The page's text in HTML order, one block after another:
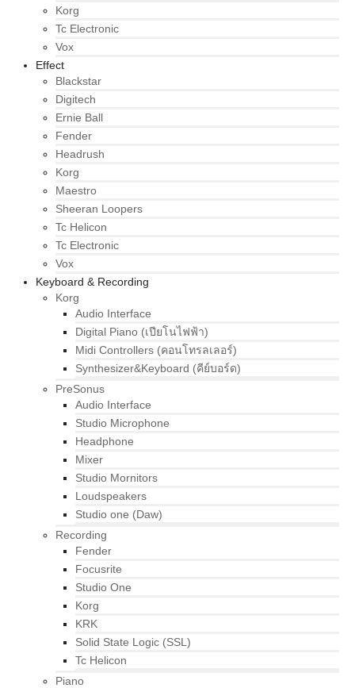
Korg
Tc Electronic
Vox
Effect
Blackstar
Digitech
Ernie Ball
Fender
Headrush
Korg
Maestro
Sheeran Loopers
Tc Helicon
Tc Electronic
Vox
Keyboard & Recording
Korg
Audio Interface
Digital Piano (เปียโนไฟฟ้า)
Midi Controllers (คอนโทรลเลอร์)
Synthesizer&Keyboard (คีย์บอร์ด)
PreSonus
Audio Interface
Studio Microphone
Headphone
Mixer
Studio Mornitors
Loudspeakers
Studio one (Daw)
Recording
Fender
Focusrite
Studio One
Korg
KRK
Solid State Logic (SSL)
Tc Helicon
Piano